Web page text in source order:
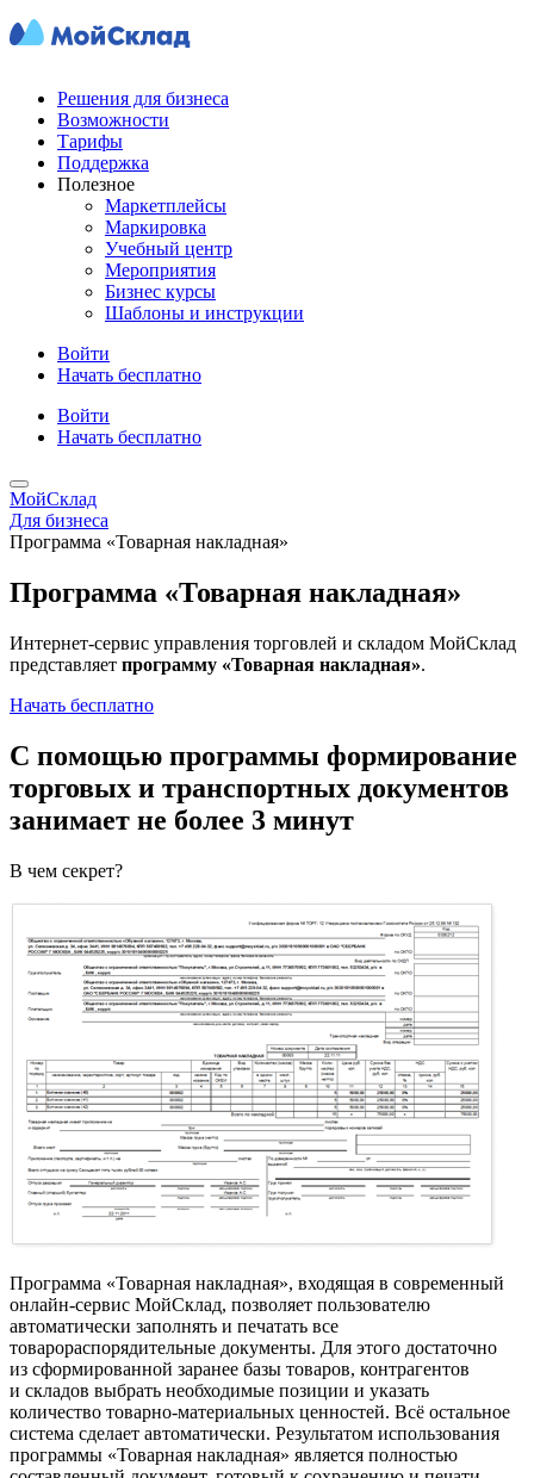
Решения для бизнеса
Возможности
Тарифы
Поддержка
Полезное
Маркетплейсы
Маркировка
Учебный центр
Мероприятия
Бизнес курсы
Шаблоны и инструкции
Войти
Начать бесплатно
Войти
Начать бесплатно
МойСклад
Для бизнеса
Программа «Товарная накладная»
Программа «Товарная накладная»
Интернет-сервис управления торговлей и складом МойСклад
представляет программу «Товарная накладная».
Начать бесплатно
С помощью программы формирование
торговых и транспортных документов
занимает не более 3 минут
В чем секрет?
Программа «Товарная накладная», входящая в современный
онлайн-сервис МойСклад, позволяет пользователю
автоматически заполнять и печатать все
товарораспорядительные документы. Для этого достаточно
из сформированной заранее базы товаров, контрагентов
и складов выбрать необходимые позиции и указать
количество товарно-материальных ценностей. Всё остальное
система сделает автоматически. Результатом использования
программы «Товарная накладная» является полностью